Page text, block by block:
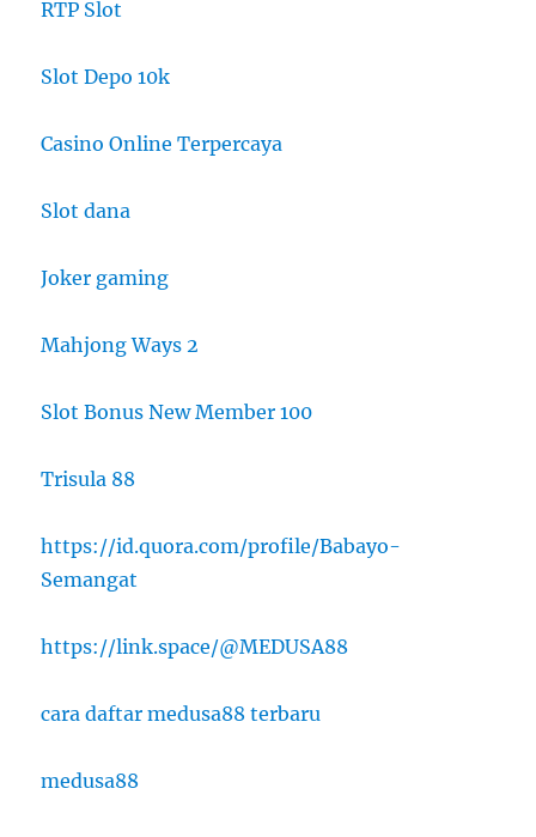
RTP Slot
Slot Depo 10k
Casino Online Terpercaya
Slot dana
Joker gaming
Mahjong Ways 2
Slot Bonus New Member 100
Trisula 88
https://id.quora.com/profile/Babayo-
Semangat
https://link.space/@MEDUSA88
cara daftar medusa88 terbaru
medusa88